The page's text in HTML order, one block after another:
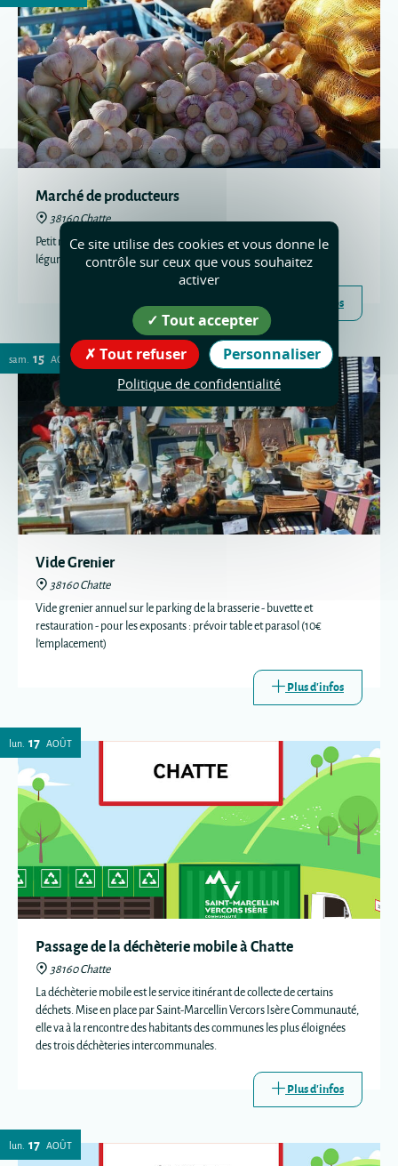
Marché de producteurs
38160 Chatte
Petit marché de producteurs avec boucherie, fromages, fruits et
légumes.
Plus d'infos
sam. 15 AOÛT
Vide Grenier
38160 Chatte
Vide grenier annuel sur le parking de la brasserie - buvette et
restauration - pour les exposants : prévoir table et parasol (10€
l'emplacement)
Plus d'infos
lun. 17 AOÛT
Passage de la déchèterie mobile à Chatte
38160 Chatte
La déchèterie mobile est le service itinérant de collecte de certains
déchets. Mise en place par Saint-Marcellin Vercors Isère Communauté,
elle va à la rencontre des habitants des communes les plus éloignées
des trois déchèteries intercommunales.
Plus d'infos
lun. 17 AOÛT
Ce site utilise des cookies et vous donne le
contrôle sur ceux que vous souhaitez
activer
Tout accepter
Tout refuser
Personnaliser
Politique de confidentialité